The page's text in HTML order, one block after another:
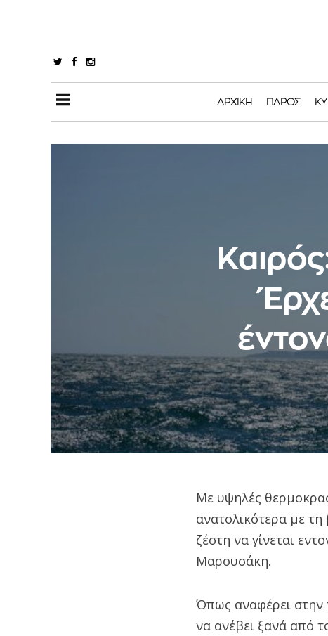
ΑΡΧΙΚΉ ΠΆΡΟΣ
Με υψηλές
ανατολικότερα με
ζέστη να γίνεται
Μαρουσάκη.
Όπως αναφέρει στην
να ανέβει ξανά από